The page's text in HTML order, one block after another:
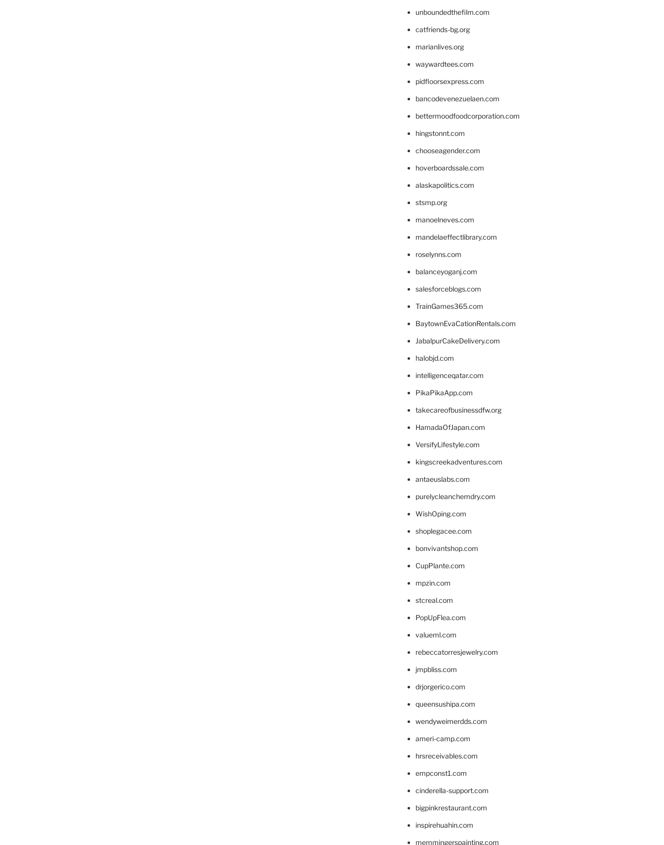
unboundedthefilm.com
catfriends-bg.org
marianlives.org
waywardtees.com
pidfloorsexpress.com
bancodevenezuelaen.com
bettermoodfoodcorporation.com
hingstonnt.com
chooseagender.com
hoverboardssale.com
alaskapolitics.com
stsmp.org
manoelneves.com
mandelaeffectlibrary.com
roselynns.com
balanceyoganj.com
salesforceblogs.com
TrainGames365.com
BaytownEvaCationRentals.com
JabalpurCakeDelivery.com
halobjd.com
intelligenceqatar.com
PikaPikaApp.com
takecareofbusinessdfw.org
HamadaOfJapan.com
VersifyLifestyle.com
kingscreekadventures.com
antaeuslabs.com
purelycleanchemdry.com
WishOping.com
shoplegacee.com
bonvivantshop.com
CupPlante.com
mpzin.com
stcreal.com
PopUpFlea.com
valueml.com
rebeccatorresjewelry.com
jmpbliss.com
drjorgerico.com
queensushipa.com
wendyweimerdds.com
ameri-camp.com
hrsreceivables.com
empconst1.com
cinderella-support.com
bigpinkrestaurant.com
inspirehuahin.com
memmingerspainting.com